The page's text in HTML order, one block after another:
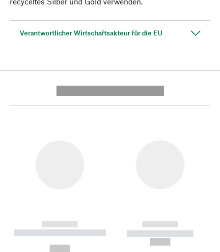
Verantwortlicher Wirtschaftsakteur für die EU
------------
----------- ----------- --------
------------
----------- -----------